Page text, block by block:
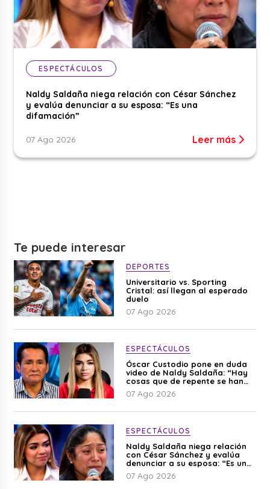
ESPECTÁCULOS
Naldy Saldaña niega relación con César Sánchez
y evalúa denunciar a su esposa: “Es una
difamación”
07 Ago 2026 Leer más
Te puede interesar
DEPORTES
Universitario vs. Sporting
Cristal: así llegan al esperado
duelo
07 Ago 2026
ESPECTÁCULOS
Óscar Custodio pone en duda
video de Naldy Saldaña: “Hay
cosas que de repente se han
editado”
07 Ago 2026
ESPECTÁCULOS
Naldy Saldaña niega relación
con César Sánchez y evalúa
denunciar a su esposa: “Es una
difamación”
07 Ago 2026